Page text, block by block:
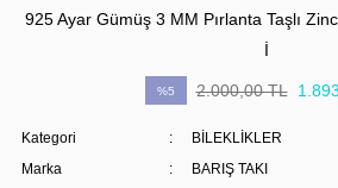
925 Ayar Gümüş 3 MM Pırlanta Taşlı
İ
%5 2.000,00 TL
Kategori
BİLEKLİKLER
Marka
BARIŞ TAKI